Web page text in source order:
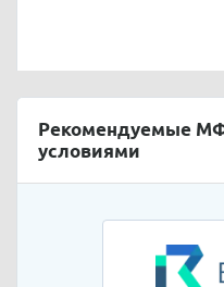
Рекомендуемые
условиями